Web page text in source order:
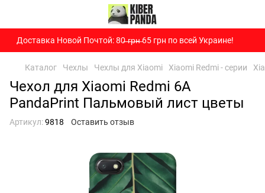
Доставка Новой Почтой: 80̶ ̶г̶р̶н̶ 65 грн по всей Украине!
Каталог Чехлы Чехлы для Xiaomi Xiaomi Redmi - серии
Чехол для Xiaomi Redmi 6A
PandaPrint Пальмовый лист цветы
Артикул:9818 Оставить отзыв